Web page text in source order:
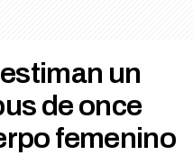
un
de once
femenino